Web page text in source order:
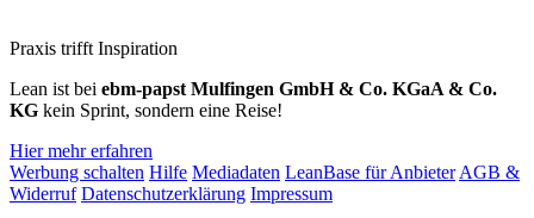
Praxis trifft Inspiration
Lean ist bei ebm‑papst Mulfingen GmbH & Co. KGaA & Co.
KG kein Sprint, sondern eine Reise!
Hier mehr erfahren
Werbung schalten Hilfe Mediadaten LeanBase für Anbieter AGB &
Widerruf Datenschutzerklärung Impressum